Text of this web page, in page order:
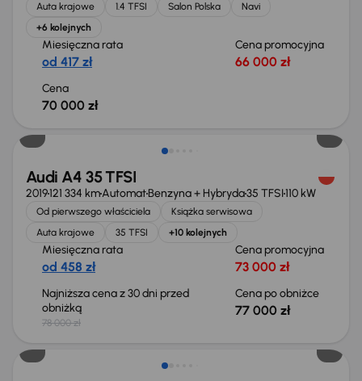
Auta krajowe 1.4 TFSI Salon Polska
Navi
+6 kolejnych
Miesięczna rata
od 417 zł
Cena promocyjna
66 000 zł
Cena
70 000 zł
Audi A4 35 TFSI
2019121 334 kmAutomatBenzyna + Hybryda35 TFSI110 kW
Od pierwszego właściciela
Książka serwisowa
Auta krajowe
35 TFSI +10 kolejnych
Miesięczna rata
od 458 zł
Cena promocyjna
73 000 zł
Najniższa cena z 30 dni przed
obniżką
78 000 zł
Cena po obniżce
77 000 zł
Taniej o 1 000 zł